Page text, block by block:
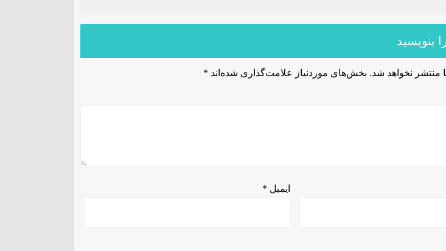
بنویسید
منتشر نخواهد شد. بخش‌های موردنیاز علامت‌گذاری شده‌اند *
ایمیل *